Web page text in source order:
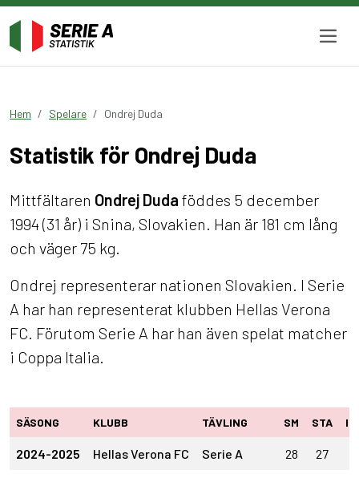
Hem Spelare Ondrej Duda
Statistik för Ondrej Duda
Mittfältaren Ondrej Duda föddes 5 december
1994 (31 år) i Snina, Slovakien. Han är 181 cm lång
och väger 75 kg.
Ondrej representerar nationen Slovakien. I Serie
A har han representerat klubben Hellas Verona
FC. Förutom Serie A har han även spelat matcher
i Coppa Italia.
SÄSONG KLUBB TÄVLING SM STA IN
2024-2025 Hellas Verona FC Serie A 28 27